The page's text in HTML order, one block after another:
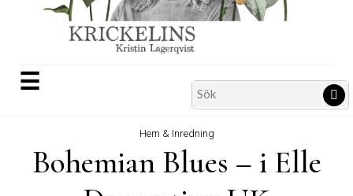
☰
Search
for:
Hem & Inredning
Bohemian Blues – i Elle